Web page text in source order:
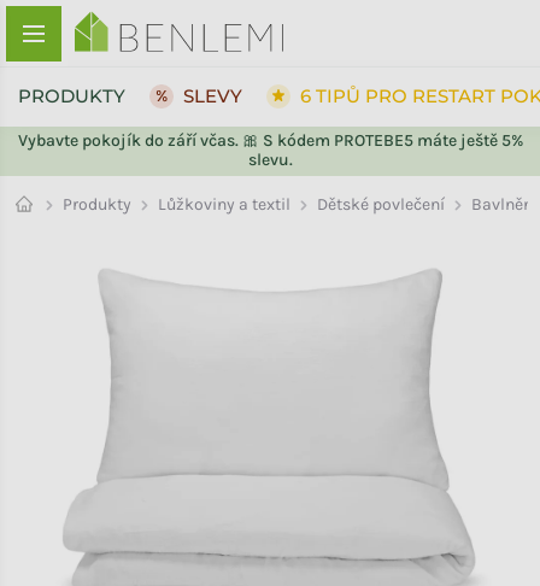
Přejít na obsah
Vybavte pokojík do září včas. 🎀 S kódem PROTEBE5 máte ještě 5%
slevu.
PRODUKTY SLEVY 6 TIPŮ PRO RESTART
Produkty Lůžkoviny a textil Dětské povlečení Bavlněné
ZPĚT DO OBCHODU
ZPĚT DO OBCHODU